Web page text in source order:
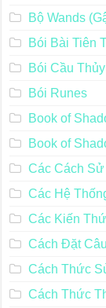
Bộ Wands
Bói Bài Tiên
Bói Cầu
Bói Runes
Book of
Book of
Các Cách
Các Hệ
Các Kiến
Cách Đặt
Cách Thức
Cách Thức